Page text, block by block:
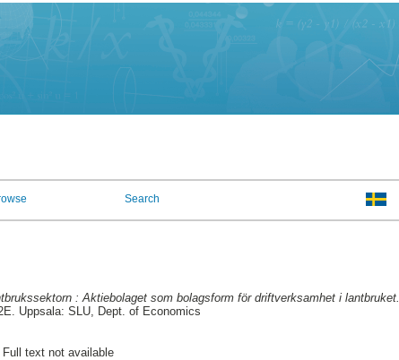
Search
: Aktiebolaget som bolagsform för driftverksamhet i lantbruket.
Uppsala: SLU, Dept. of Economics
Full text not available